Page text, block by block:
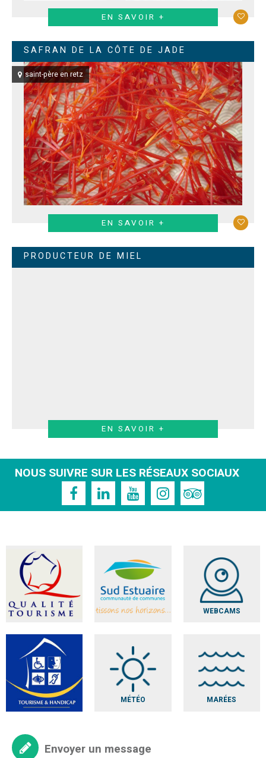
EN SAVOIR +
SAFRAN DE LA CÔTE DE JADE
saint-père en retz
EN SAVOIR +
PRODUCTEUR DE MIEL
EN SAVOIR +
NOUS SUIVRE SUR LES RÉSEAUX SOCIAUX
WEBCAMS
MÉTÉO MARÉES
Envoyer un message